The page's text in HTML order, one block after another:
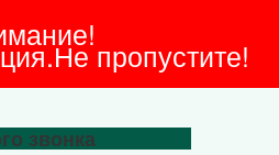
пропустите!
звонка